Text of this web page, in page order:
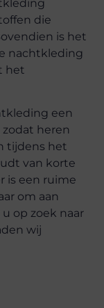
die
is het
nachtkleding
het
een
heren
tijdens het
van korte
is een ruime
om aan
op zoek naar
wij